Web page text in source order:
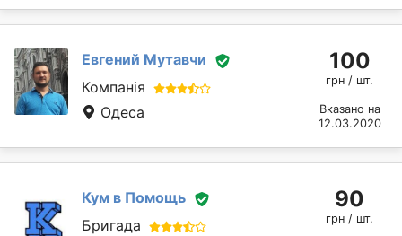
Евгений Мутавчи
Компанія
Одеса
100
грн / шт.
Вказано на
12.03.2020
Кум в Помощь
Бригада
90
грн / шт.